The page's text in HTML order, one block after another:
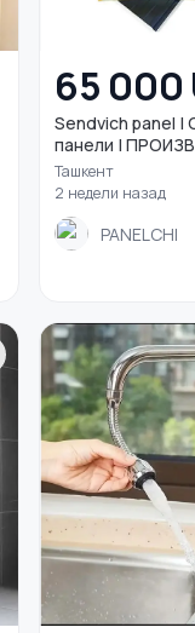
65 000
Sendvich panel |
панели |
Ташкент
2 недели назад
PANELCHI